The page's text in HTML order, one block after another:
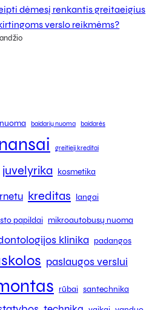
dėmesį renkantis greitaeigius
verslo reikmėms?
baidarių nuoma baidarės
greitieji kreditai
juvelyrika kosmetika
kreditas langai
papildai mikroautobusų nuoma
klinika padangos
paslaugos verslui
rūbai santechnika